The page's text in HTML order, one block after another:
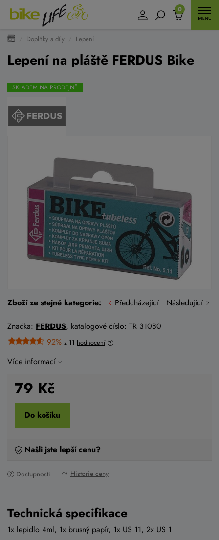
0
Doplňky a díly Lepení
Lepení na pláště FERDUS Bike
SKLADEM NA PRODEJNĚ
Zboží ze stejné kategorie: Předcházející Následující
Značka: FERDUS, katalogové číslo: TR 31080
92% z 11 hodnocení
Více informací
79 Kč
Do košíku
Našli jste lepší cenu?
Dostupnosti Historie ceny
Technická specifikace
1x lepidlo 4ml, 1x brusný papír, 1x US 11, 2x US 1